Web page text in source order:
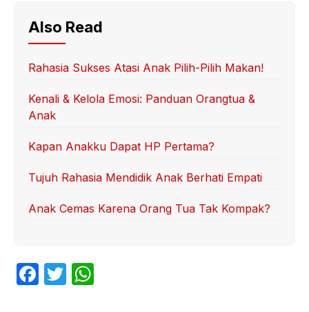
Also Read
Rahasia Sukses Atasi Anak Pilih-Pilih Makan!
Kenali & Kelola Emosi: Panduan Orangtua &
Anak
Kapan Anakku Dapat HP Pertama?
Tujuh Rahasia Mendidik Anak Berhati Empati
Anak Cemas Karena Orang Tua Tak Kompak?
F
T